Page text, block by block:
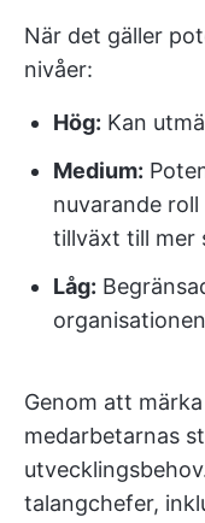
När det gäller
nivåer:
Hög: Kan
Medium:
nuvarande
tillväxt till mer
Låg:
organisationen
Genom att
medarbetarnas
talangchefer,